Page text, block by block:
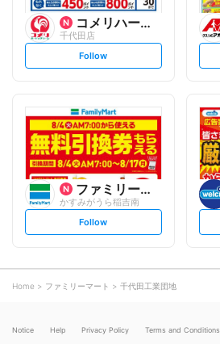
コメリハード&グリーン
千代田店
s
l
o
w
Follow
ファミリーマート
かすみがうら稲吉南
s
l
o
Follow
Home ファミリーマート 千代田工業団地
Notice Help Privacy Policy Terms and Conditions